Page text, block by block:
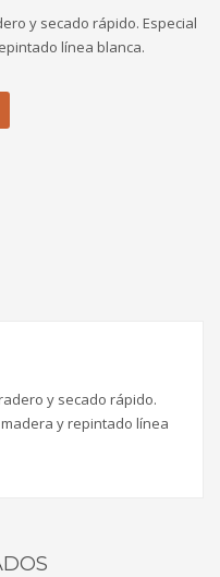
y secado rápido. Especial
línea blanca.
y secado rápido.
y repintado línea